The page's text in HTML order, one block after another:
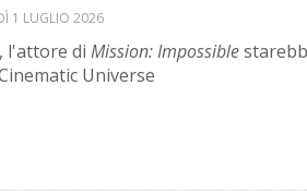
1 LUGLIO 2026
l'attore di Mission: Impossible
Universe